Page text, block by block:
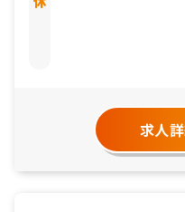
求人